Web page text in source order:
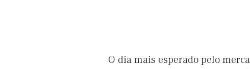
O dia mais esperado pelo